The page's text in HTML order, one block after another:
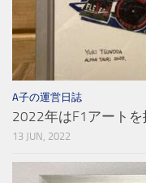
A子の運営日誌
2022年はF1アートを
13 JUN, 2022